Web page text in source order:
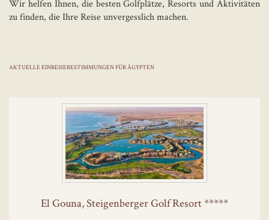
Wir helfen Ihnen, die besten Golfplätze, Resorts und Aktivitäten
zu finden, die Ihre Reise unvergesslich machen.
AKTUELLE EINREISEBESTIMMUNGEN FÜR ÄGYPTEN
El Gouna, Steigenberger Golf Resort *****